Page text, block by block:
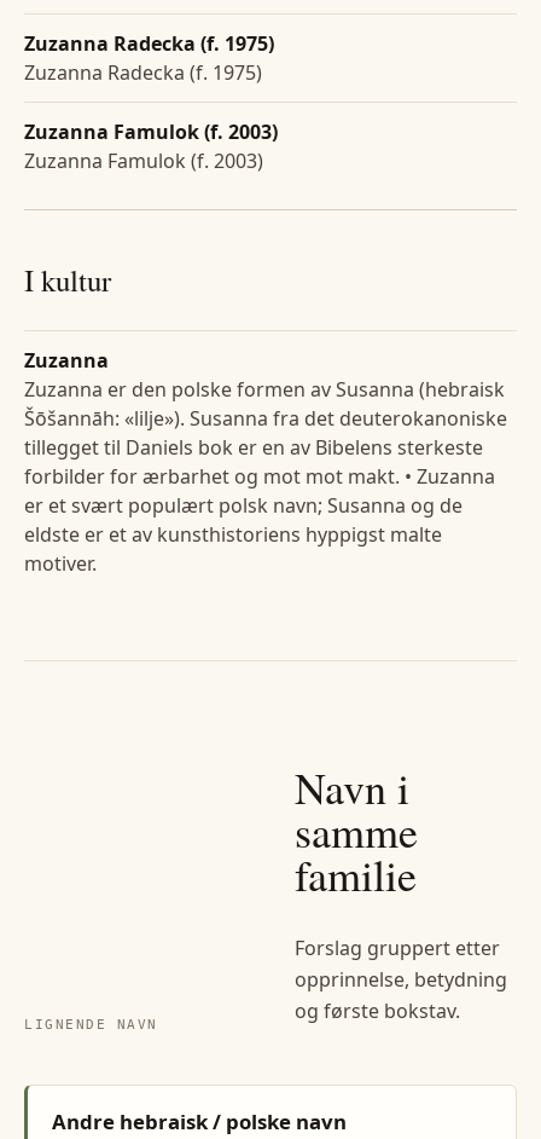
Zuzanna Radecka (f. 1975)
Zuzanna Radecka (f. 1975)
Zuzanna Famulok (f. 2003)
Zuzanna Famulok (f. 2003)
I kultur
Zuzanna
Zuzanna er den polske formen av Susanna (hebraisk
Šōšannāh: «lilje»). Susanna fra det deuterokanoniske
tillegget til Daniels bok er en av Bibelens sterkeste
forbilder for ærbarhet og mot mot makt. • Zuzanna
er et svært populært polsk navn; Susanna og de
eldste er et av kunsthistoriens hyppigst malte
motiver.
LIGNENDE NAVN
Navn i
samme
familie
Forslag gruppert etter
opprinnelse, betydning
og første bokstav.
Andre hebraisk / polske navn